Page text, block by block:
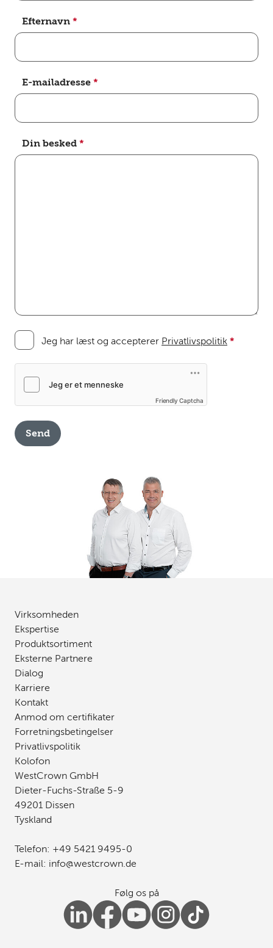
Efternavn *
E-mailadresse *
Din besked *
Jeg har læst og accepterer Privatlivspolitik *
Friendly Captcha
Send
Virksomheden
Ekspertise
Produktsortiment
Eksterne Partnere
Dialog
Karriere
Kontakt
Anmod om certifikater
Forretningsbetingelser
Privatlivspolitik
Kolofon
WestCrown GmbH
Dieter-Fuchs-Straße 5-9
49201 Dissen
Tyskland
Telefon: +49 5421 9495-0
E-mail: info@westcrown.de
Følg os på